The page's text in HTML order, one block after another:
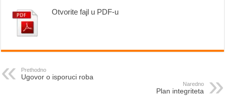
Otvorite fajl u PDF-u
Prethodno
Ugovor o isporuci roba
Naredno
Plan integriteta